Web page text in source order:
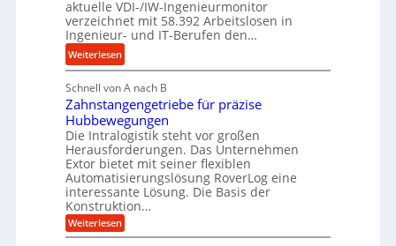
r
a
u
l
i
m
V
e
r
g
l
e
g
l
e
b
i
g
e
K
u
g
e
l
g
e
w
s
t
e
i
g
r
t
U
m
s
a
t
z
aktuelle VDI-/IW-Ingenieurmonitor
verzeichnet mit 58.392 Arbeitslosen in
Ingenieur- und IT-Berufen den…
Weiterlesen:
M
e
h
r
A
r
b
e
i
t
s
Schnell von A nach B
Zahnstangengetriebe für präzise
Hubbewegungen
Die Intralogistik steht vor großen
Herausforderungen. Das Unternehmen
Extor bietet mit seiner flexiblen
Automatisierungslösung RoverLog eine
interessante Lösung. Die Basis der
Konstruktion…
Weiterlesen:
Z